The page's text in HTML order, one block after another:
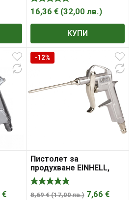
16,36 € (32,00 лв.)
КУПИ
€
-12%
Пистолет за
продухване EINHELL,
удължен
8,69€ (17,00лв.) 7,66 €